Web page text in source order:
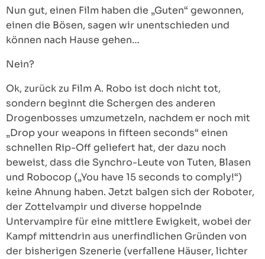
Nun gut, einen Film haben die „Guten“ gewonnen,
einen die Bösen, sagen wir unentschieden und
können nach Hause gehen…
Nein?
Ok, zurück zu Film A. Robo ist doch nicht tot,
sondern beginnt die Schergen des anderen
Drogenbosses umzumetzeln, nachdem er noch mit
„Drop your weapons in fifteen seconds“ einen
schnellen Rip-Off geliefert hat, der dazu noch
beweist, dass die Synchro-Leute von Tuten, Blasen
und Robocop („You have 15 seconds to comply!“)
keine Ahnung haben. Jetzt balgen sich der Roboter,
der Zottelvampir und diverse hoppelnde
Untervampire für eine mittlere Ewigkeit, wobei der
Kampf mittendrin aus unerfindlichen Gründen von
der bisherigen Szenerie (verfallene Häuser, lichter